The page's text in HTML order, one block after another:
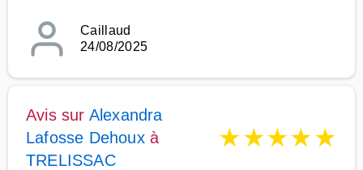
Caillaud
24/08/2025
Avis sur Alexandra
Lafosse Dehouxà
TRELISSAC
★★★★★